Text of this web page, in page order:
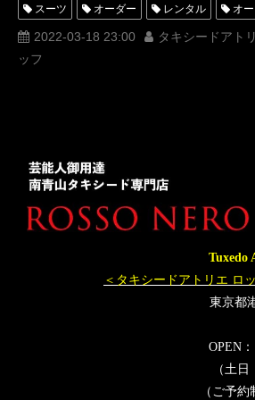
スーツ オーダー レンタル オ
レンタルタキシード ロッソネロ 人気
MUNETAKAYOKOYAMA
007 タキシードオーダー東京
タキシード靴 青山
ジェームズボンド JamesBond movie
2022-03-18 23:00
タキシードアト
ッフ
Tuxedo
＜タキシードアトリエ ロ
東京都
OPEN
（土
（ご予